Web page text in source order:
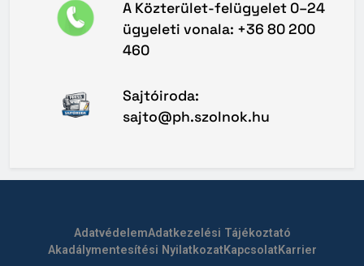
A Közterület-felügyelet 0–24
ügyeleti vonala: +36 80 200
460
Sajtóiroda:
sajto@ph.szolnok.hu
AdatvédelemAdatkezelési Tájékoztató
Akadálymentesítési NyilatkozatKapcsolatKarrier